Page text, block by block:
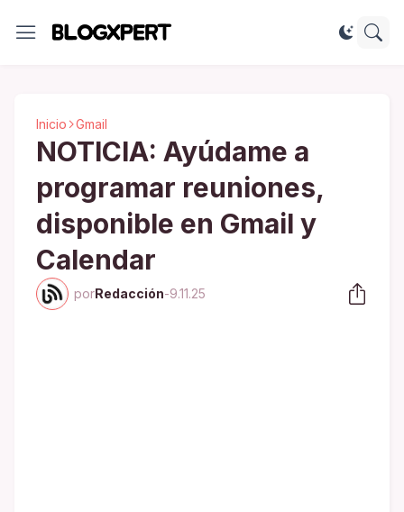
Inicio Gmail
NOTICIA: Ayúdame a
programar reuniones,
disponible en Gmail y
Calendar
porRedacción-9.11.25